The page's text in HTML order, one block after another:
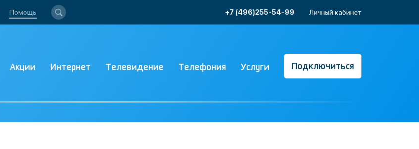
Помощь +7 (496)255-54-99 Личный кабинет
Акции Интернет Телевидение Телефония Услуги Подключиться